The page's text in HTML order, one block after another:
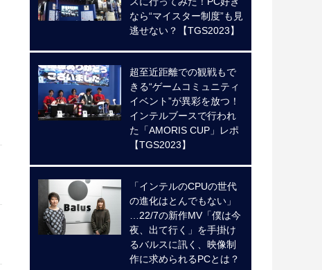
なら“マイスター制度”も見
逃せない？【TGS2023】
超至近距離での観戦もで
きる“ゲームコミュニティ
イベント”が異彩を放つ！
インテルブースで行われ
た「AMORIS CUP」レポ
【TGS2023】
「インテルのCPUの世代
の進化はとんでもない」
…22/7の新作MV「僕は今
夜、出て行く」を手掛け
るバルスに訊く、映像制
作に求められるPCとは？